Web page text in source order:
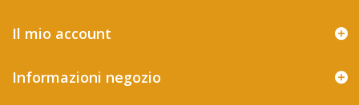
Il mio account
Informazioni negozio